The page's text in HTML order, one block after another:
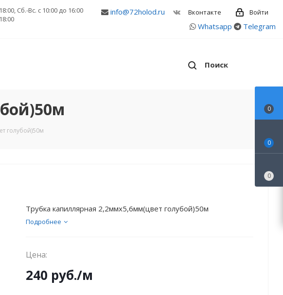
Сб.-Вс. с 10:00 до 16:00
Войти
Вконтакте
info@72holod.ru
Whatsapp
Telegram
Поиск
голубой)50м
Трубка капиллярная 2,2ммх5,6мм(цвет голубой)50м
Подробнее
Цена:
240 руб./м
0
0
0